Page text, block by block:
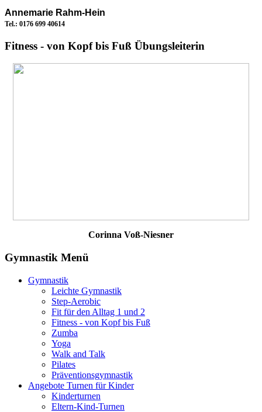
Annemarie Rahm-Hein
Tel.: 0176 699 40614
Fitness - von Kopf bis Fuß Übungsleiterin
Corinna Voß-Niesner
Gymnastik Menü
Gymnastik
Leichte Gymnastik
Step-Aerobic
Fit für den Alltag 1 und 2
Fitness - von Kopf bis Fuß
Zumba
Yoga
Walk and Talk
Pilates
Präventionsgymnastik
Angebote Turnen für Kinder
Kinderturnen
Eltern-Kind-Turnen